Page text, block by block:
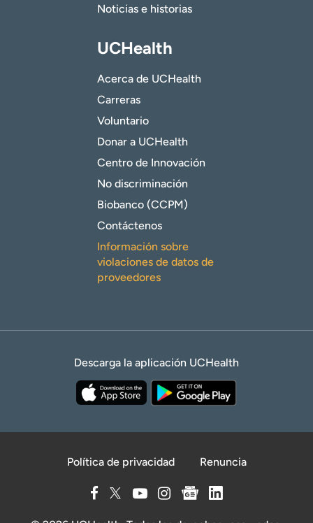
Noticias e historias
UCHealth
Acerca de UCHealth
Carreras
Voluntario
Donar a UCHealth
Centro de Innovación
No discriminación
Biobanco (CCPM)
Contáctenos
Información sobre
violaciones de datos de
proveedores
Descarga la aplicación UCHealth
Política de privacidad Renuncia